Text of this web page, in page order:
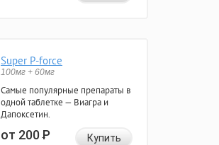
Super P-force
100мг + 60мг
Самые популярные препараты в
одной таблетке — Виагра и
Дапоксетин.
от 200Р Купить